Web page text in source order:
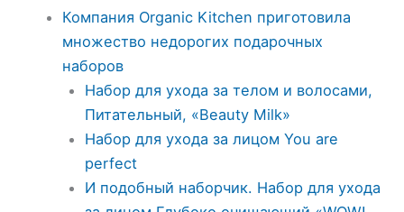
Компания Organic Kitchen приготовила
множество недорогих подарочных
наборов
Набор для ухода за телом и волосами,
Питательный, «Beauty Milk»
Набор для ухода за лицом You are
perfect
И подобный наборчик. Набор для ухода